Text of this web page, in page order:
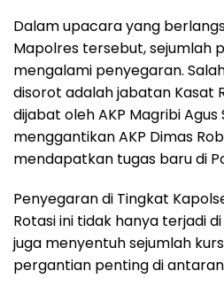
Dalam upacara yang
Mapolres tersebut, sejumlah
mengalami penyegaran.
disorot adalah jabatan Kasat
dijabat oleh AKP Magribi Agus
menggantikan AKP Dimas
mendapatkan tugas baru di
Penyegaran di Tingkat
Rotasi ini tidak hanya terjadi
juga menyentuh sejumlah
pergantian penting di